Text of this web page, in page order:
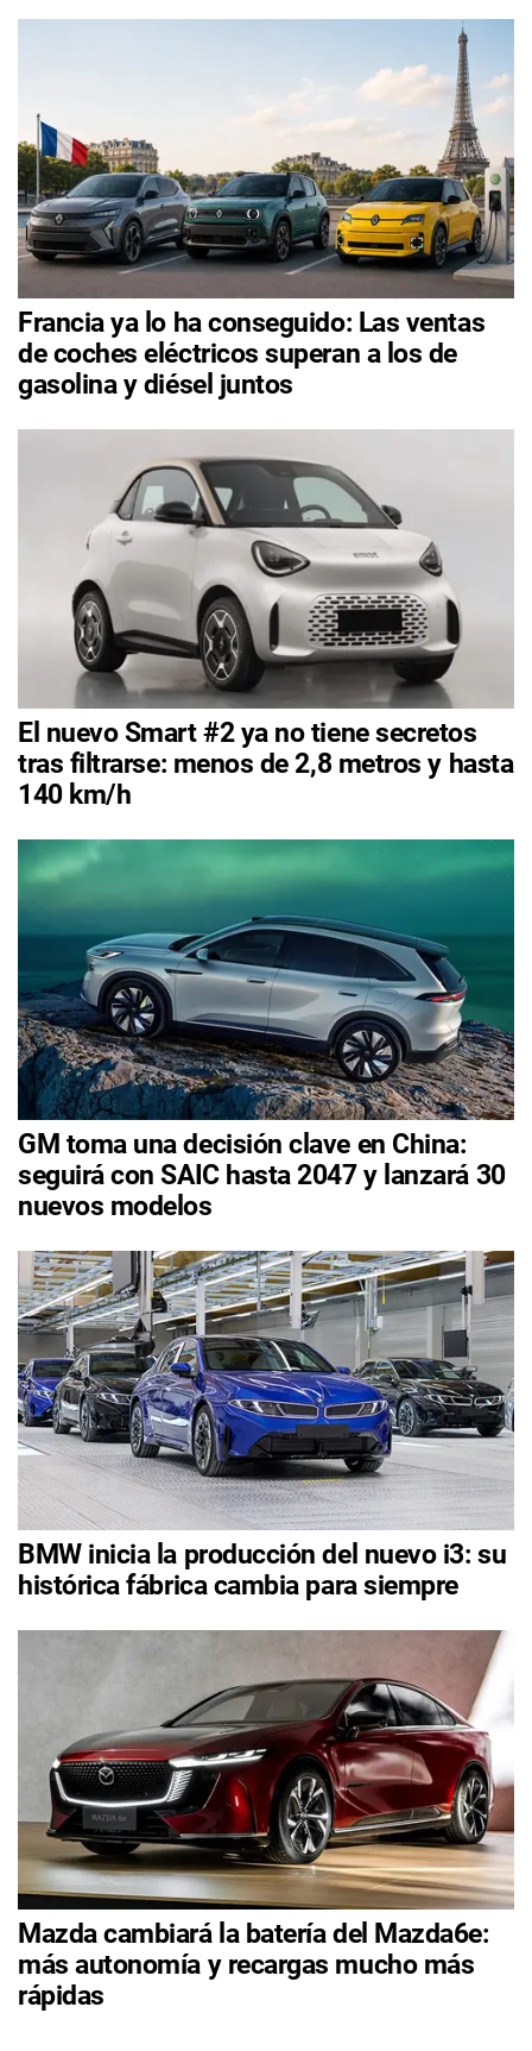
Francia ya lo ha conseguido: Las ventas
de coches eléctricos superan a los de
gasolina y diésel juntos
El nuevo Smart #2 ya no tiene secretos
tras filtrarse: menos de 2,8 metros y hasta
140 km/h
GM toma una decisión clave en China:
seguirá con SAIC hasta 2047 y lanzará 30
nuevos modelos
BMW inicia la producción del nuevo i3: su
histórica fábrica cambia para siempre
Mazda cambiará la batería del Mazda6e:
más autonomía y recargas mucho más
rápidas